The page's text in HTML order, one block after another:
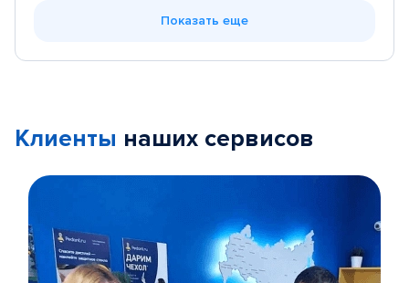
Показать еще
Клиенты наших сервисов